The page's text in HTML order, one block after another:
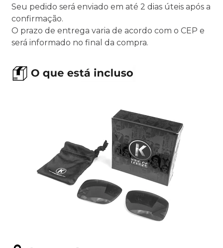
Seu pedido será enviado em até 2 dias úteis após a
confirmação.
O prazo de entrega varia de acordo com o CEP e
será informado no final da compra.